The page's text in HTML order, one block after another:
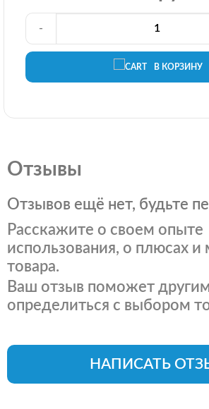
В КОРЗИНУ
-
Отзывы
Отзывов ещё нет, будьте
Расскажите о своем опыте
использования, о плюсах и
товара.
Ваш отзыв поможет
определиться с выбором
НАПИСАТЬ